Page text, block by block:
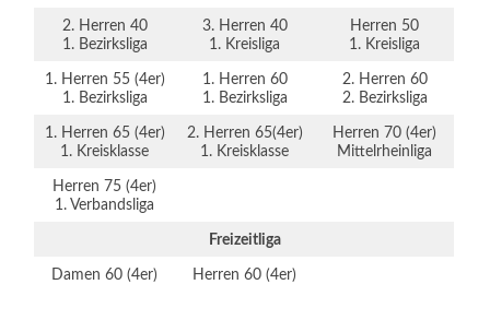
2. Herren 40
1. Bezirksliga
3. Herren 40
1. Kreisliga
Herren 50
1. Kreisliga
1. Herren 55 (4er)
1. Bezirksliga
1. Herren 60
1. Bezirksliga
2. Herren 60
2. Bezirksliga
1. Herren 65 (4er)
1. Kreisklasse
2. Herren 65(4er)
1. Kreisklasse
Herren 70 (4er)
Mittelrheinliga
Herren 75 (4er)
1. Verbandsliga
Freizeitliga
Damen 60 (4er) Herren 60 (4er)